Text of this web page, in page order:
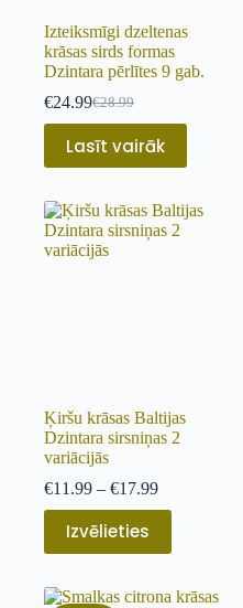
Izteiksmīgi dzeltenas
krāsas sirds formas
Dzintara pērlītes 9 gab.
€28.99
€24.99
Lasīt vairāk
Ķiršu krāsas Baltijas
Dzintara sirsniņas 2
variācijās
€11.99 – €17.99
Izvēlieties